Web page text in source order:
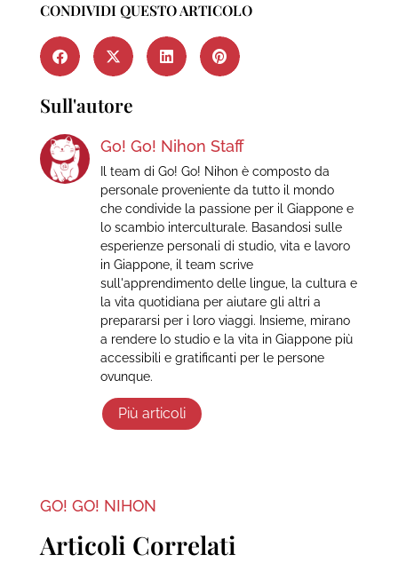
CONDIVIDI QUESTO ARTICOLO
Sull'autore
Go! Go! Nihon Staff
Il team di Go! Go! Nihon è composto da
personale proveniente da tutto il mondo
che condivide la passione per il Giappone e
lo scambio interculturale. Basandosi sulle
esperienze personali di studio, vita e lavoro
in Giappone, il team scrive
sull'apprendimento delle lingue, la cultura e
la vita quotidiana per aiutare gli altri a
prepararsi per i loro viaggi. Insieme, mirano
a rendere lo studio e la vita in Giappone più
accessibili e gratificanti per le persone
ovunque.
Più articoli
GO! GO! NIHON
Articoli Correlati